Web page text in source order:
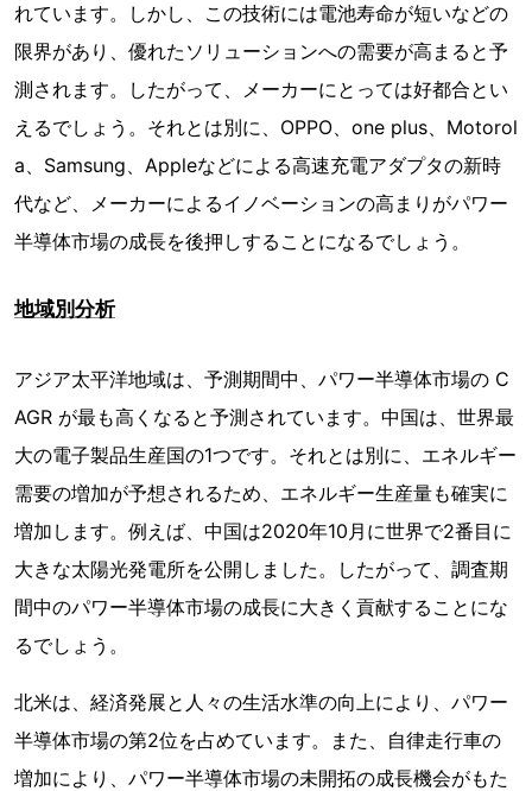
れています。しかし、この技術には電池寿命が短いなどの
限界があり、優れたソリューションへの需要が高まると予
測されます。したがって、メーカーにとっては好都合とい
えるでしょう。それとは別に、OPPO、one plus、Motorol
a、Samsung、Appleなどによる高速充電アダプタの新時
代など、メーカーによるイノベーションの高まりがパワー
半導体市場の成長を後押しすることになるでしょう。
地域別分析
アジア太平洋地域は、予測期間中、パワー半導体市場の C
AGR が最も高くなると予測されています。中国は、世界最
大の電子製品生産国の1つです。それとは別に、エネルギー
需要の増加が予想されるため、エネルギー生産量も確実に
増加します。例えば、中国は2020年10月に世界で2番目に
大きな太陽光発電所を公開しました。したがって、調査期
間中のパワー半導体市場の成長に大きく貢献することにな
るでしょう。
北米は、経済発展と人々の生活水準の向上により、パワー
半導体市場の第2位を占めています。また、自律走行車の
増加により、パワー半導体市場の未開拓の成長機会がもた